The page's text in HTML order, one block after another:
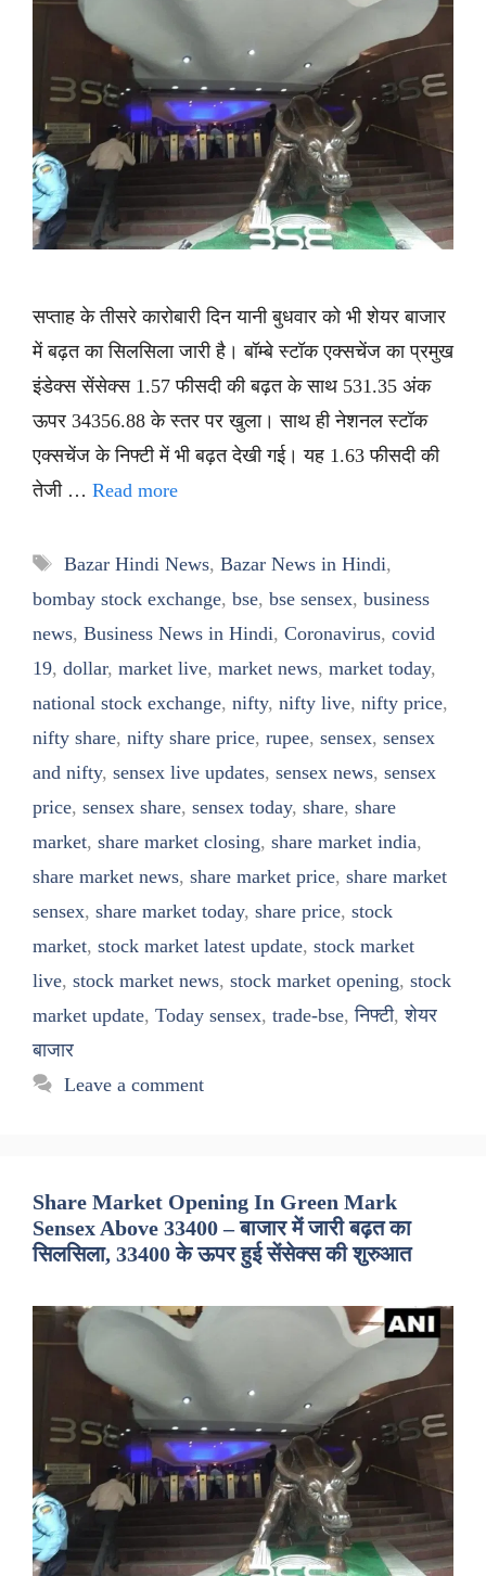
सप्ताह के तीसरे कारोबारी दिन यानी बुधवार को भी शेयर बाजार
में बढ़त का सिलसिला जारी है। बॉम्बे स्टॉक एक्सचेंज का प्रमुख
इंडेक्स सेंसेक्स 1.57 फीसदी की बढ़त के साथ 531.35 अंक
ऊपर 34356.88 के स्तर पर खुला। साथ ही नेशनल स्टॉक
एक्सचेंज के निफ्टी में भी बढ़त देखी गई। यह 1.63 फीसदी की
तेजी … Read more
Tags
Bazar Hindi News, Bazar News in Hindi,
bombay stock exchange, bse, bse sensex, business
news, Business News in Hindi, Coronavirus, covid
19, dollar, market live, market news, market today,
national stock exchange, nifty, nifty live, nifty price,
nifty share, nifty share price, rupee, sensex, sensex
and nifty, sensex live updates, sensex news, sensex
price, sensex share, sensex today, share, share
market, share market closing, share market india,
share market news, share market price, share market
sensex, share market today, share price, stock
market, stock market latest update, stock market
live, stock market news, stock market opening, stock
market update, Today sensex, trade-bse,निफ्टी,शेयर
बाजार
Leave a comment
Share Market Opening In Green Mark
Sensex Above 33400 – बाजार में जारी बढ़त का
सिलसिला, 33400 के ऊपर हुई सेंसेक्स की शुरुआत